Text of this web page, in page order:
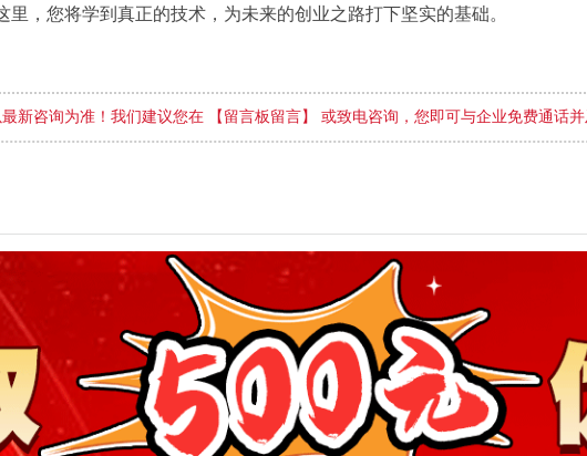
，您将学到真正的技术，为未来的创业之路打下坚实的基础。
咨询为准！我们建议您在 【留言板留言】 或致电咨询，您即可与企业免费通话并